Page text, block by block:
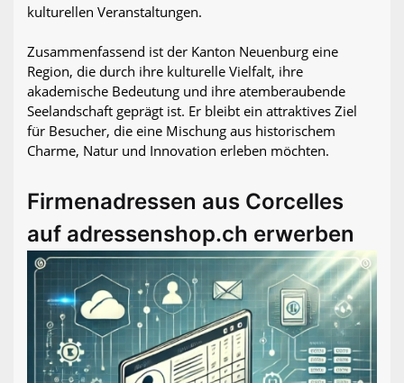
kulturellen Veranstaltungen.
Zusammenfassend ist der Kanton Neuenburg eine
Region, die durch ihre kulturelle Vielfalt, ihre
akademische Bedeutung und ihre atemberaubende
Seelandschaft geprägt ist. Er bleibt ein attraktives Ziel
für Besucher, die eine Mischung aus historischem
Charme, Natur und Innovation erleben möchten.
Firmenadressen aus Corcelles
auf adressenshop.ch erwerben